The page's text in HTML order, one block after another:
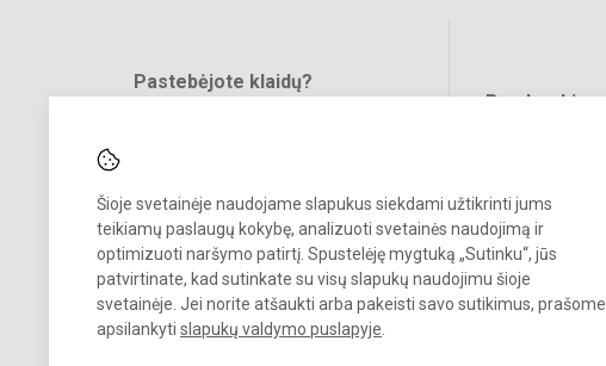
Šioje svetainėje naudojame slapukus siekdami užtikrinti jums
teikiamų paslaugų kokybę, analizuoti svetainės naudojimą ir
optimizuoti naršymo patirtį. Spustelėję mygtuką „Sutinku“, jūs
patvirtinate, kad sutinkate su visų slapukų naudojimu šioje
svetainėje. Jei norite atšaukti arba pakeisti savo sutikimus, prašome
apsilankyti slapukų valdymo puslapyje
Pastebėjote klaidų?
Bendraukime
© 2023. Kupiškio r. Alizavos pagrindinė mokykla. Visos teisės saugomos.
Kopijuoti turinį be raštiško įstaigos administracijos sutikimo griežtai